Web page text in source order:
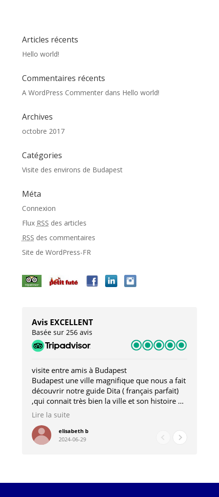
Articles récents
Hello world!
Commentaires récents
A WordPress Commenterdans Hello world!
Archives
octobre 2017
Catégories
Visite des environs de Budapest
Méta
Connexion
Flux RSS des articles
RSS des commentaires
Site de WordPress-FR
Avis EXCELLENT
Basée sur 256 avis
visite entre amis à Budapest
Budapest une ville magnifique que nous a fait
découvrir notre guide Dita ( français parfait)
,qui connait très bien la ville et son histoire et
qui nous a permis d'accéder à des lieux
pour les restaurants . A la fin de notre séjour
nous étions plus avec une amie qu' une guide
Lire la suite
elisabeth b
2024-06-29